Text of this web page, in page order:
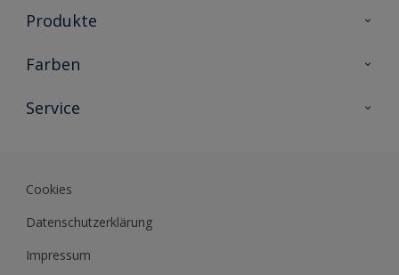
Produkte
Holzschutz
Metallschutz
Farben
Farbkollektionen
Farb-Tools
Service
Sikkens Akademie
Datenblätter
Cookies
Datenschutzerklärung
Impressum